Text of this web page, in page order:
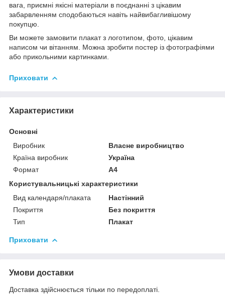
вага, приємні якісні матеріали в поєднанні з цікавим
забарвленням сподобаються навіть найвибагливішому
покупцю.
Ви можете замовити плакат з логотипом, фото, цікавим
написом чи вітанням. Можна зробити постер із фотографіями
або прикольними картинками.
Приховати
Характеристики
Основні
Виробник
Власне виробництво
Країна виробник
Україна
Формат
A4
Користувальницькі характеристики
Вид календаря/плаката
Настінний
Покриття
Без покриття
Тип
Плакат
Приховати
Умови доставки
Доставка здійснюється тільки по передоплаті.